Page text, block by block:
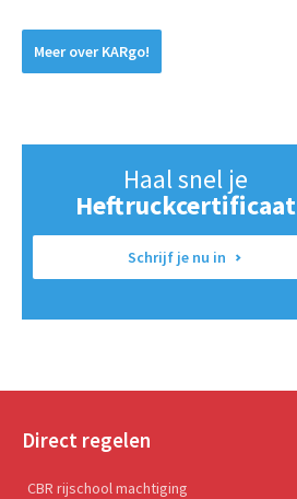
Meer over KARgo!
Haal snel je
Heftruckcertificaat
Schrijf je nu in
Direct regelen
CBR rijschool machtiging